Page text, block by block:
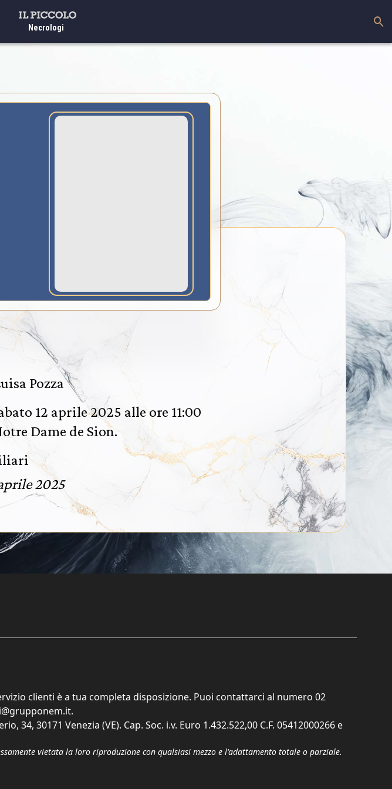
Necrologi
Pozza
12 aprile 2025 alle ore 11:00
Dame de Sion.
2025
clienti è a tua completa disposizione. Puoi contattarci al numero 02
.
34, 30171 Venezia (VE). Cap. Soc. i.v. Euro 1.432.522,00 C.F. 05412000266 e
vietata la loro riproduzione con qualsiasi mezzo e l'adattamento totale o parziale.